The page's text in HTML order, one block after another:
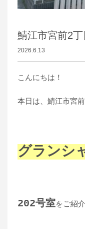
鯖江市宮前2
2026.6.13
こんにちは！
本日は、鯖江市宮
グランシ
202号室をご紹